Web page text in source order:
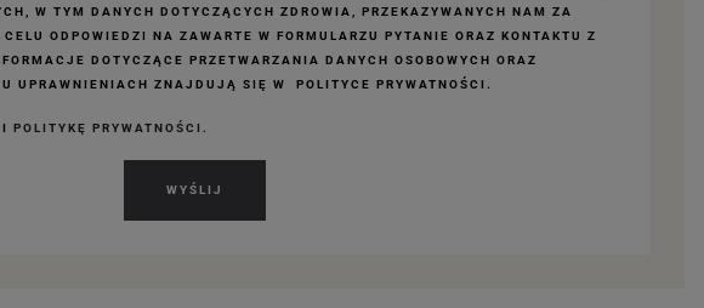
W TYM DANYCH DOTYCZĄCYCH ZDROWIA, PRZEKAZYWANYCH NAM ZA
ODPOWIEDZI NA ZAWARTE W FORMULARZU PYTANIE ORAZ KONTAKTU Z
DOTYCZĄCE PRZETWARZANIA DANYCH OSOBOWYCH ORAZ
UPRAWNIENIACH ZNAJDUJĄ SIĘ W POLITYCE PRYWATNOŚCI.
I POLITYKĘ PRYWATNOŚCI.
WYŚLIJ